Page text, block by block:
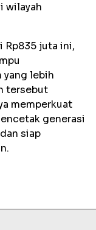
wilayah
Rp835 juta ini,
lebih
tersebut
memperkuat
generasi
siap